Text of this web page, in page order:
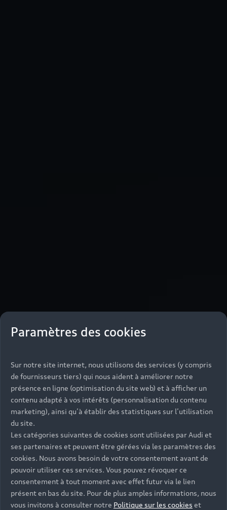
Paramètres des cookies
Sur notre site internet, nous utilisons des services (y compris
de fournisseurs tiers) qui nous aident à améliorer notre
présence en ligne (optimisation du site web) et à afficher un
contenu adapté à vos intérêts (personnalisation du contenu
marketing), ainsi qu’à établir des statistiques sur l’utilisation
du site.
Les catégories suivantes de cookies sont utilisées par Audi et
ses partenaires et peuvent être gérées via les paramètres des
cookies. Nous avons besoin de votre consentement avant de
pouvoir utiliser ces services. Vous pouvez révoquer ce
consentement à tout moment avec effet futur via le lien
présent en bas du site. Pour de plus amples informations, nous
vous invitons à consulter notre Politique sur les cookies et